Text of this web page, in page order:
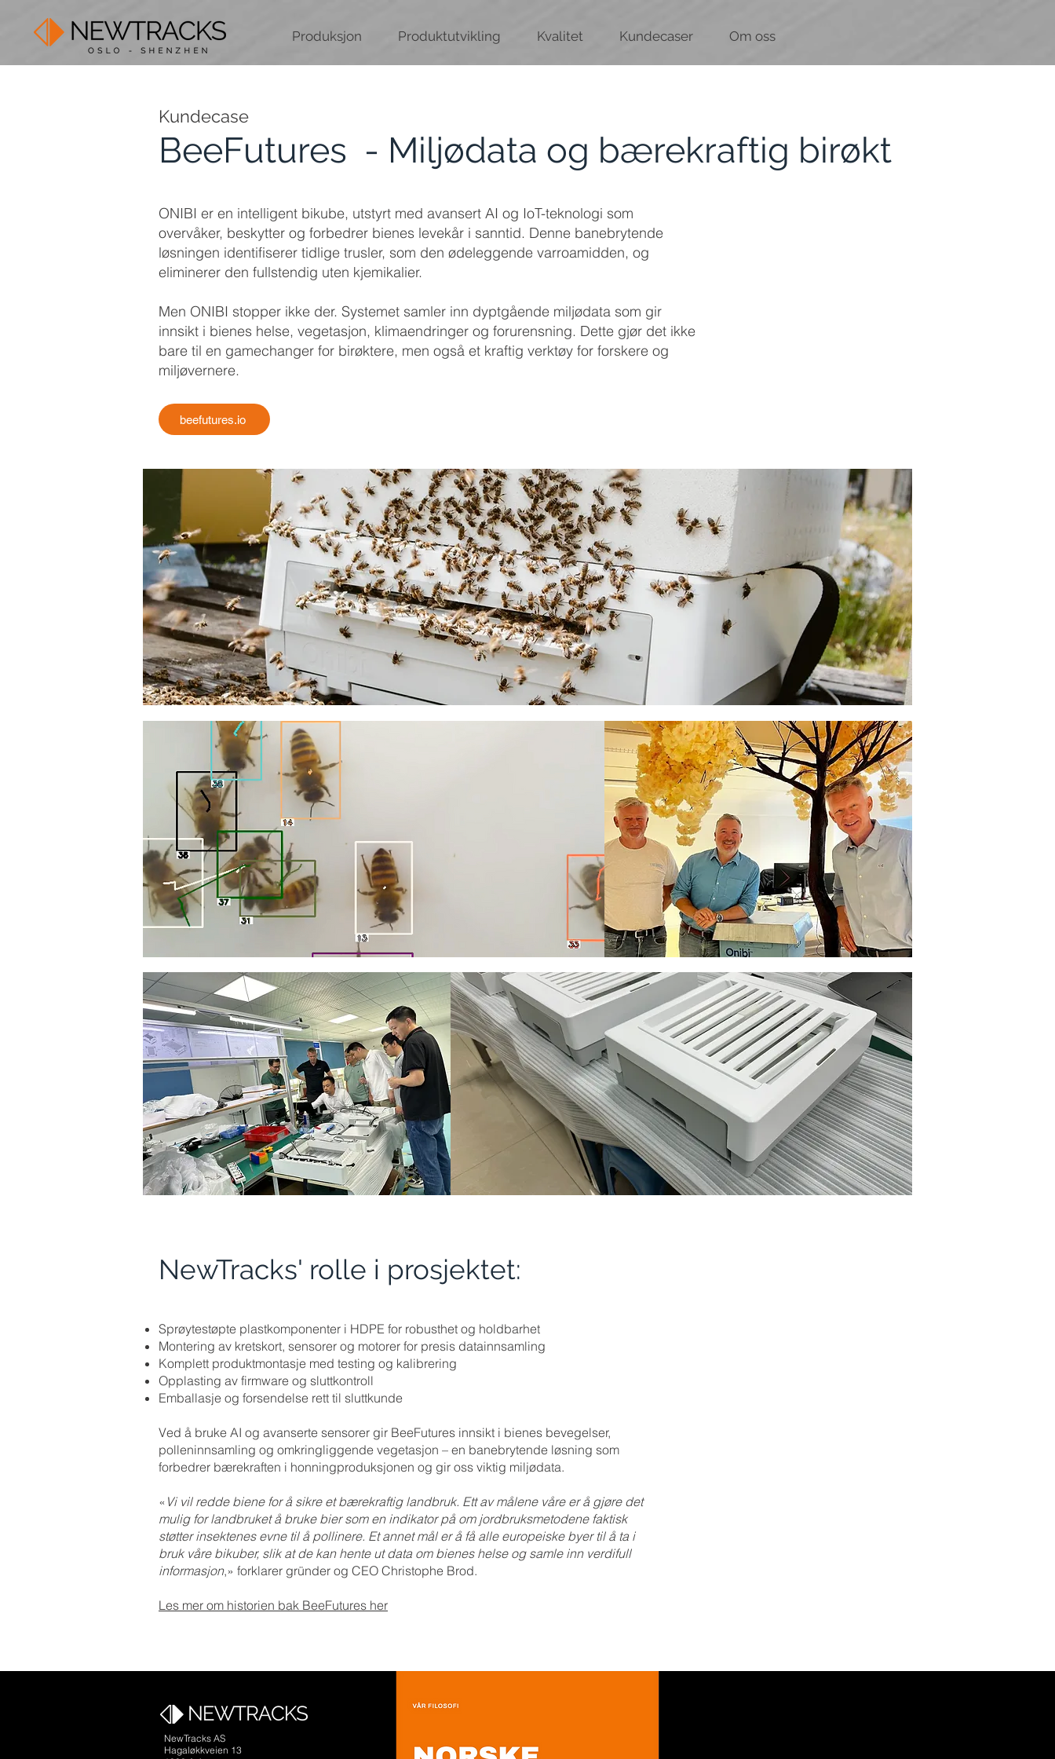
Produksjon Produktutvikling Kvalitet Kundecaser Om oss
Kundecase
BeeFutures - Miljødata og bærekraftig birøkt
ONIBI er en intelligent bikube, utstyrt med avansert AI og IoT-teknologi som
overvåker, beskytter og forbedrer bienes levekår i sanntid. Denne banebrytende
løsningen identifiserer tidlige trusler, som den ødeleggende varroamidden, og
eliminerer den fullstendig uten kjemikalier.
Men ONIBI stopper ikke der. Systemet samler inn dyptgående miljødata som gir
innsikt i bienes helse, vegetasjon, klimaendringer og forurensning. Dette gjør det ikke
bare til en gamechanger for birøktere, men også et kraftig verktøy for forskere og
miljøvernere.
beefutures.io
NewTracks' rolle i prosjektet:
Sprøytestøpte plastkomponenter i HDPE for robusthet og holdbarhet
Montering av kretskort, sensorer og motorer for presis datainnsamling
Komplett produktmontasje med testing og kalibrering
Opplasting av firmware og sluttkontroll
Emballasje og forsendelse rett til sluttkunde
Ved å bruke AI og avanserte sensorer gir BeeFutures innsikt i bienes bevegelser,
polleninnsamling og omkringliggende vegetasjon – en banebrytende løsning som
forbedrer bærekraften i honningproduksjonen og gir oss viktig miljødata.
« Vi vil redde biene for å sikre et bærekraftig landbruk. Ett av målene våre er å gjøre det
mulig for landbruket å bruke bier som en indikator på om jordbruksmetodene faktisk
støtter insektenes evne til å pollinere. Et annet mål er å få alle europeiske byer til å ta i
bruk våre bikuber, slik at de kan hente ut data om bienes helse og samle inn verdifull
informasjon,» forklarer gründer og CEO Christophe Brod.
Les mer om historien bak BeeFutures her
NewTracks AS
Hagaløkkveien 13